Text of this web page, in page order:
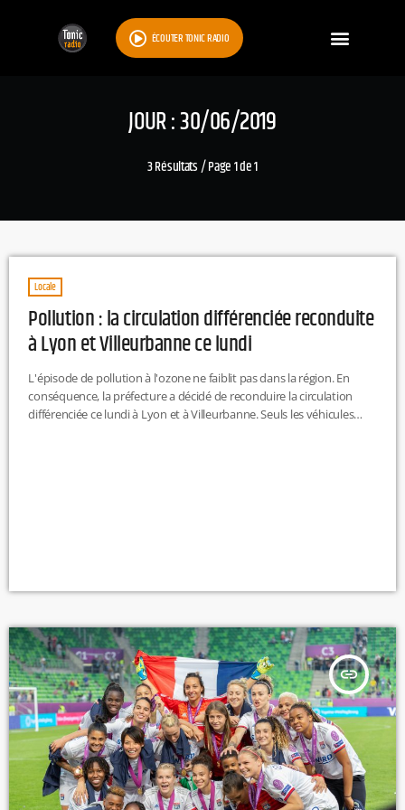
ÉCOUTER TONIC RADIO
JOUR : 30/06/2019
3 Résultats / Page 1 de 1
Locale
Pollution : la circulation différenciée reconduite
à Lyon et Villeurbanne ce lundi
L'épisode de pollution à l'ozone ne faiblit pas dans la région. En
conséquence, la préfecture a décidé de reconduire la circulation
différenciée ce lundi à Lyon et à Villeurbanne. Seuls les véhicules
insert_link